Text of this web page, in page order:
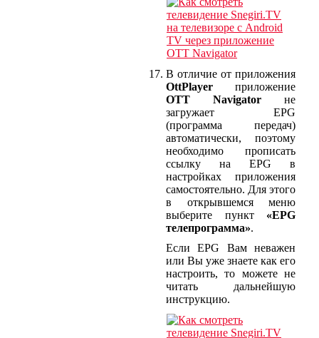
В отличие от приложения
OttPlayer приложение
OTT Navigator не
загружает EPG
(программа передач)
автоматически, поэтому
необходимо прописать
ссылку на EPG в
настройках приложения
самостоятельно. Для этого
в открывшемся меню
выберите пункт «EPG
телепрограмма».
Если EPG Вам неважен
или Вы уже знаете как его
настроить, то можете не
читать дальнейшую
инструкцию.